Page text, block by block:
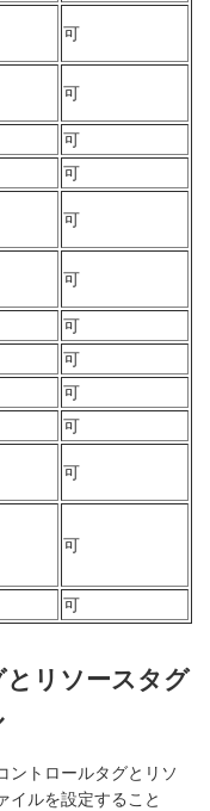
可
可
可
可
可
可
可
可
可
可
可
可
可
リソースタグ
ントロールタグと リソ
イルを設定すること